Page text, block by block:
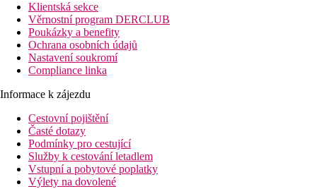
Klientská sekce
Věrnostní program DERCLUB
Poukázky a benefity
Ochrana osobních údajů
Nastavení soukromí
Compliance linka
Informace k zájezdu
Cestovní pojištění
Časté dotazy
Podmínky pro cestující
Služby k cestování letadlem
Vstupní a pobytové poplatky
Výlety na dovolené